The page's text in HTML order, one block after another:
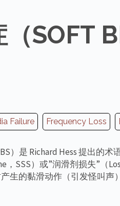
SOFT
Failure Frequency Loss
）是 Richard Hess 提出的术
SSS）或”润滑剂损失”（
生的黏滑动作（引发怪叫声